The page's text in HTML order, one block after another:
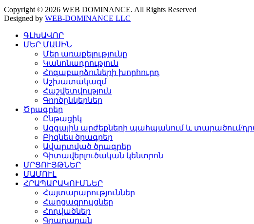
Copyright © 2026 WEB DOMINANCE. All Rights Reserved
Designed by WEB-DOMINANCE LLC
ԳԼԽԱՎՈՐ
ՄԵՐ ՄԱՍԻՆ
Մեր առաքելությունը
Կանոնադրություն
Հոգաբարձուների խորհուրդ
Աշխատակազմ
Հաշվետվություն
Գործընկերներ
Ծրագրեր
Ընթացիկ
Ազգային արժեքների պահպանում և տարածում/
Բիզնես ծրագրեր
Ավարտված ծրագրեր
Գիտավերլուծական կենտրոն
ՄՐՑՈՒՅԹՆԵՐ
ՄԱՄՈՒԼ
ՀՐԱՊԱՐԱԿՈՒՄՆԵՐ
Հայտարարություններ
Հարցազրույցներ
Հոդվածներ
Գրադարան